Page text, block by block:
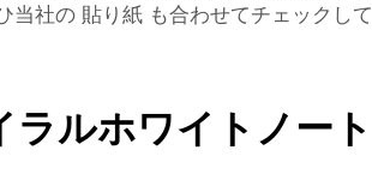
当社の 貼り紙 も合わせてチェックし
ラルホワイトノー